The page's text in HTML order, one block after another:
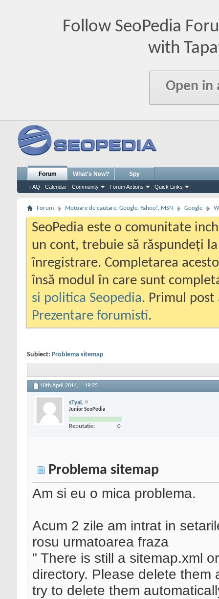
Follow SeoPedia
with
Open in
Forum
FAQ Calendar Community Forum Actions Quick Links
What's New? Spy
Forum Motoare de cautare. Google, Yahoo!, MSN Google
SeoPedia este o comunitate
un cont, trebuie să răspundeți
înregistrare. Completarea
însă modul în care sunt
si politica Seopedia. Primul
Prezentare forumisti.
Subiect: Problema sitemap
10th April 2014, 19:25
sTyaL
Junior SeoPedia
Reputatie: 0
Problema sitemap
Am si eu o mica problema.
Acum 2 zile am intrat in
rosu urmatoarea fraza
" There is still a sitemap.xml
directory. Please delete
try to delete them